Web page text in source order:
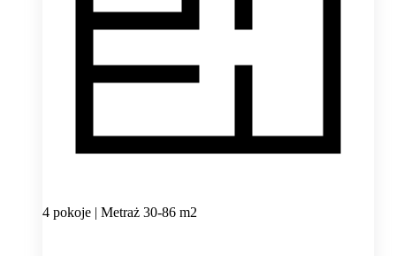
4 pokoje | Metraż 30-86 m2